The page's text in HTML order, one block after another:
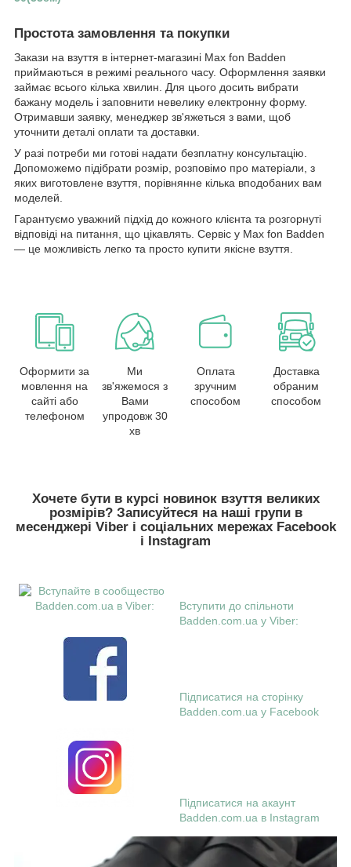
Простота замовлення та покупки
Закази на взуття в інтернет-магазині Max fon Badden
приймаються в режимі реального часу. Оформлення заявки
займає всього кілька хвилин. Для цього досить вибрати
бажану модель і заповнити невелику електронну форму.
Отримавши заявку, менеджер зв'яжеться з вами, щоб
уточнити деталі оплати та доставки.
У разі потреби ми готові надати безплатну консультацію.
Допоможемо підібрати розмір, розповімо про матеріали, з
яких виготовлене взуття, порівнянне кілька вподобаних вам
моделей.
Гарантуємо уважний підхід до кожного клієнта та розгорнуті
відповіді на питання, що цікавлять. Сервіс у Max fon Badden
— це можливість легко та просто купити якісне взуття.
Оформити за
мовлення на
сайті або
телефоном
Ми
зв'яжемося з
Вами
упродовж 30
хв
Оплата
зручним
способом
Доставка
обраним
способом
Хочете бути в курсі новинок взуття великих
розмірів? Записуйтеся на наші групи в
месенджері Viber і соціальних мережах Facebook
і Instagram
Вступити до спільноти
Badden.com.ua у Viber:
Підписатися на сторінку
Badden.com.ua у Facebook
Підписатися на акаунт
Badden.com.ua в Instagram